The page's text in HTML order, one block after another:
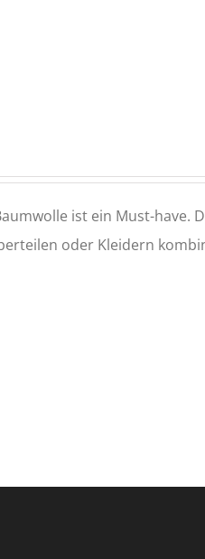
ist ein Must-have.
oder Kleidern